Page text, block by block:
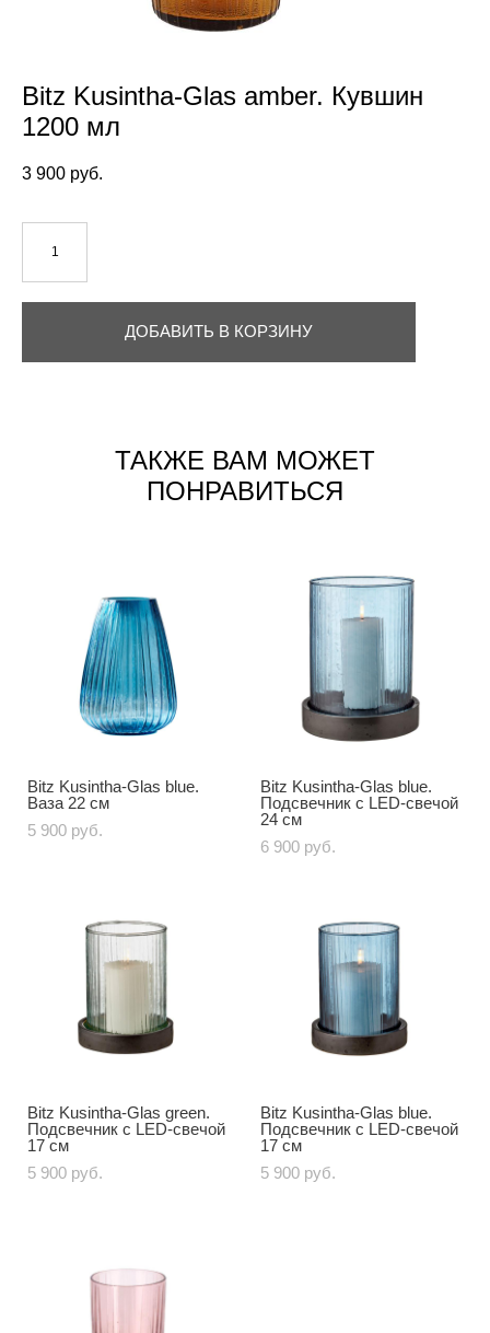
Bitz Kusintha-Glas amber. Кувшин
1200 мл
3 900 pуб.
ДОБАВИТЬ В КОРЗИНУ
ТАКЖЕ ВАМ МОЖЕТ
ПОНРАВИТЬСЯ
Bitz Kusintha-Glas blue.
Ваза 22 см
5 900 pуб.
Bitz Kusintha-Glas blue.
Подсвечник с LED-свечой
24 см
6 900 pуб.
Bitz Kusintha-Glas green.
Подсвечник с LED-свечой
17 см
5 900 pуб.
Bitz Kusintha-Glas blue.
Подсвечник с LED-свечой
17 см
5 900 pуб.